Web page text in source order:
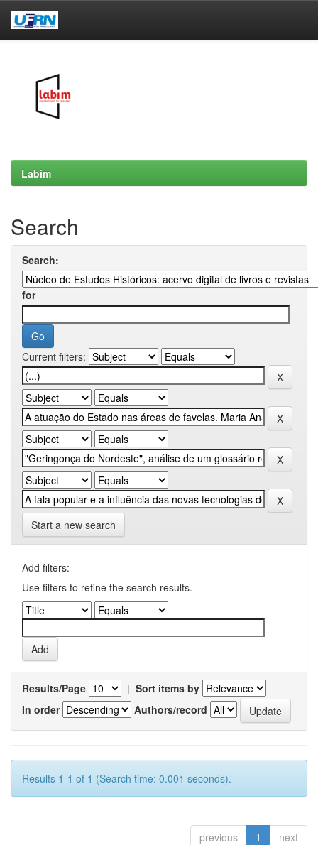
Labim
Search
Search:
for
Current filters:
Start a new search
Add filters:
Use filters to refine the search results.
Results/Page | Sort items by
In order
Authors/record
Results 1-1 of 1 (Search time: 0.001 seconds).
previous 1 next